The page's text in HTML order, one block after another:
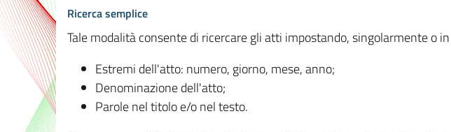
Ricerca semplice
Tale modalità consente di ricercare gli atti impostando, singolarmente o
Estremi dell'atto: numero, giorno, mese, anno;
Denominazione dell'atto;
Parole nel titolo e/o nel testo.